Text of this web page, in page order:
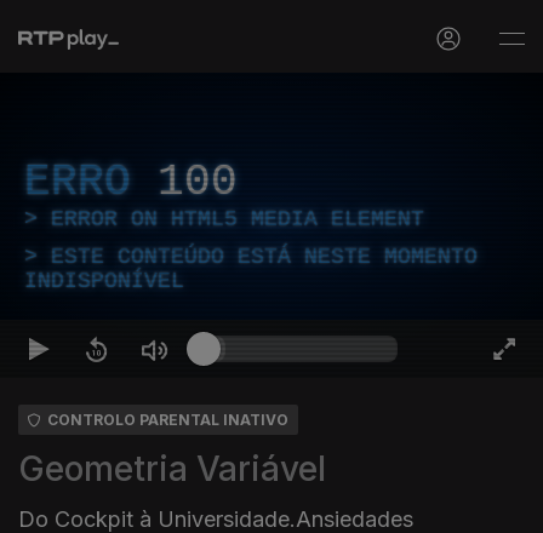
ERRO 100
ERROR ON HTML5 MEDIA ELEMENT
ESTE CONTEÚDO ESTÁ NESTE MOMENTO
INDISPONÍVEL
CONTROLO PARENTAL INATIVO
Geometria Variável
Do Cockpit à Universidade.Ansiedades